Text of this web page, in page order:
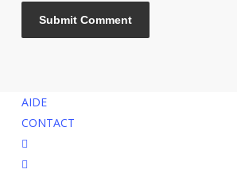
AIDE
CONTACT
facebook
instagram